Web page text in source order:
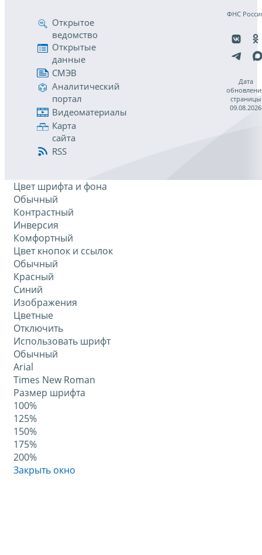
Открытое
ведомство
Открытые
данные
СМЭВ
Аналитический
портал
Видеоматериалы
Карта
сайта
RSS
ФНС
Дата
страницы
09.08.2026
Цвет шрифта и фона
Обычный
Контрастный
Инверсия
Комфортный
Цвет кнопок и ссылок
Обычный
Красный
Синий
Изображения
Цветные
Отключить
Использовать шрифт
Обычный
Arial
Times New Roman
Размер шрифта
100%
125%
150%
175%
200%
Закрыть окно